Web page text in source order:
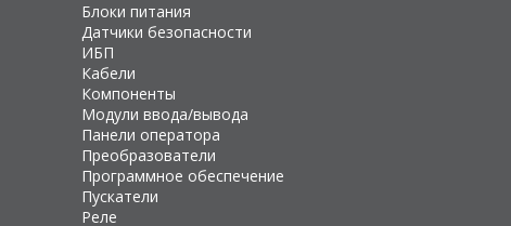
Блоки питания
Датчики безопасности
ИБП
Кабели
Компоненты
Модули ввода/вывода
Панели оператора
Преобразователи
Программное обеспечение
Пускатели
Реле